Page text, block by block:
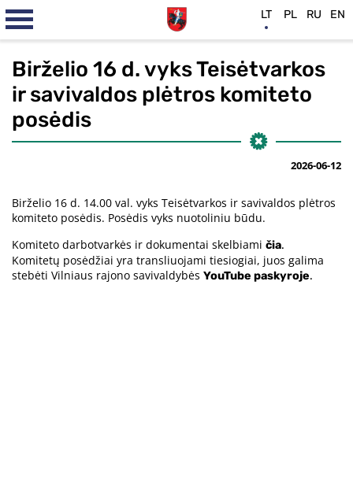
Birželio 16 d. vyks Teisėtvarkos
ir savivaldos plėtros komiteto
posėdis
2026-06-12
Birželio 16 d. 14.00 val. vyks Teisėtvarkos ir savivaldos plėtros
komiteto posėdis. Posėdis vyks nuotoliniu būdu.
Komiteto darbotvarkės ir dokumentai skelbiami čia.
Komitetų posėdžiai yra transliuojami tiesiogiai, juos galima
stebėti Vilniaus rajono savivaldybės YouTube paskyroje.
LT PL RU EN